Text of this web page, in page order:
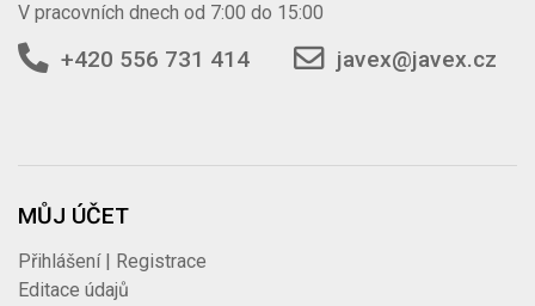
V pracovních dnech od 7:00 do 15:00
+420 556 731 414 javex@javex.cz
MŮJ ÚČET
Přihlášení | Registrace
Editace údajů